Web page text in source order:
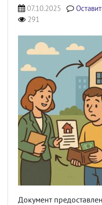
07.10.2025
291
Документ предоставлен